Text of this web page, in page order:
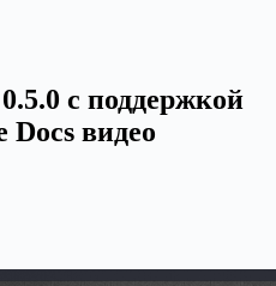
с поддержкой
Docs видео